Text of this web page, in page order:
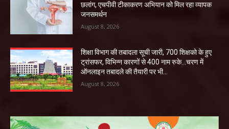
छलांग, एचपीवी टीकाकरण अभियान को मिल रहा व्यापक
जनसमर्थन
August 8, 2026
शिक्षा विभाग की तबादला सूची जारी, 700 शिक्षको के हुए
ट्रांसफर, विभिन्न कारणों से 400 नाम रुके…चरण में
ऑनलाइन तबादले की तैयारी पर भी...
August 8, 2026